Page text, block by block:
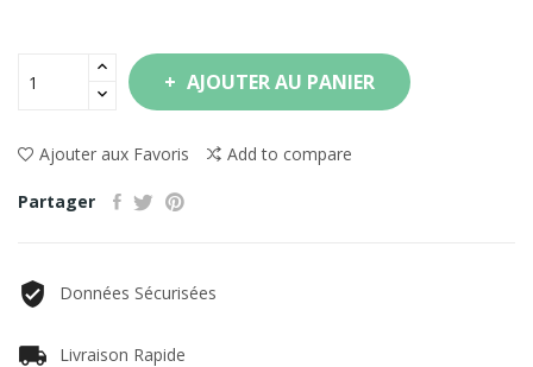
AJOUTER AU PANIER
Ajouter aux Favoris Add to compare
Partager
Données Sécurisées
Livraison Rapide